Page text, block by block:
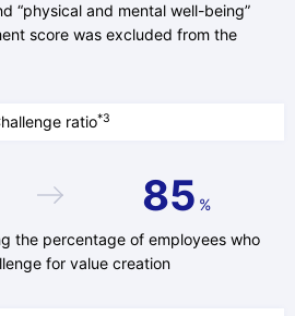
“physical and mental well-being”
score was excluded from the
ratio*3
85 %
the percentage of employees who
for value creation